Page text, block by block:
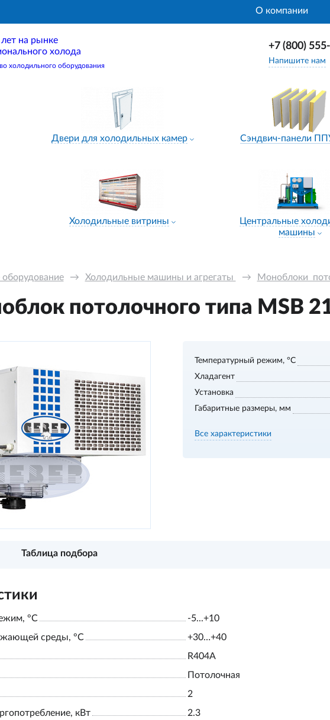
О компании
на рынке
холода
холодильного оборудования
+7 (800)
Напишите нам
Двери для холодильных камер Сэндвич-панели
Холодильные витрины
Центральные
машины
→ Холодильные машины и агрегаты → Моноблоки
потолочного типа MSB
Температурный режим, °С
Хладагент
Установка
Габаритные размеры, мм
Все характеристики
Таблица подбора
°С
-5...+10
среды, °С
+30…+40
R404A
Потолочная
2
кВт
2.3